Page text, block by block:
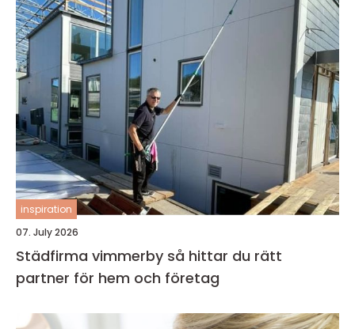
inspiration
07. July 2026
Städfirma vimmerby så hittar du rätt
partner för hem och företag